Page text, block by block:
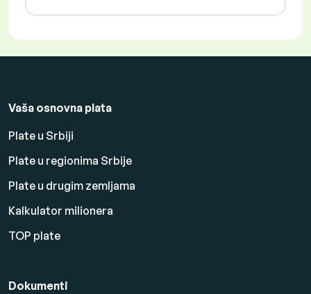
Vaša osnovna plata
Plate u Srbiji
Plate u regionima Srbije
Plate u drugim zemljama
Kalkulator milionera
TOP plate
Dokumenti